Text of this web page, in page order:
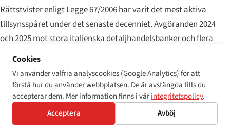
Rättstvister enligt Legge 67/2006 har varit det mest aktiva
tillsynsspåret under det senaste decenniet. Avgöranden 2024
och 2025 mot stora italienska detaljhandelsbanker och flera
universitetsantagningsplattformar ledde till skadestånd i
åtgärdande inom 6–12 månader och offentliggörande av domen
i nationella tidningar. Kassationsdomstolens
tillgänglighetsjurisprudens tenderar mot en utvidgning av
"skälig anpassning" som en positiv skyldighet för privata
Cookies
Vi använder valfria analyscookies (Google Analytics) för att
förstå hur du använder webbplatsen. De är avstängda tills du
accepterar dem. Mer information finns i vårintegritetspolicy.
Acceptera
Avböj